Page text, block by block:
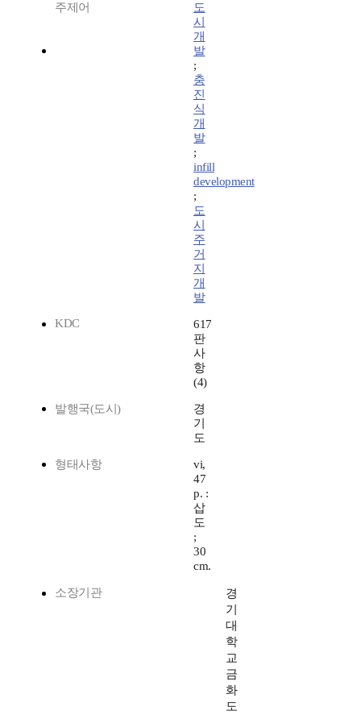
주제어
도
시
개
발
;
충
진
식
개
발
;
infill
development
;
도
시
주
거
지
개
발
KDC
617
판
사
항
(4)
발행국(도시)
경
기
도
형태사항
vi,
47
p. :
삽
도
;
30
cm.
소장기관
경
기
대
학
교
금
화
도